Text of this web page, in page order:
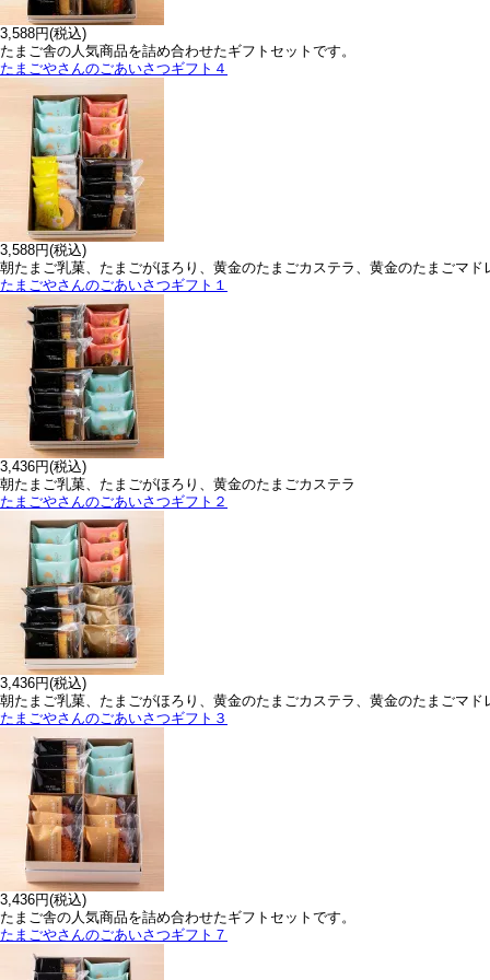
3,588円(税込)
たまご舎の人気商品を詰め合わせたギフトセットです。
たまごやさんのごあいさつギフト４
3,588円(税込)
朝たまご乳菓、たまごがほろり、黄金のたまごカステラ、黄金のたまごマド
たまごやさんのごあいさつギフト１
3,436円(税込)
朝たまご乳菓、たまごがほろり、黄金のたまごカステラ
たまごやさんのごあいさつギフト２
3,436円(税込)
朝たまご乳菓、たまごがほろり、黄金のたまごカステラ、黄金のたまごマド
たまごやさんのごあいさつギフト３
3,436円(税込)
たまご舎の人気商品を詰め合わせたギフトセットです。
たまごやさんのごあいさつギフト７